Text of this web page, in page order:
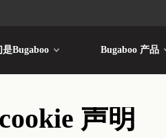
是Bugaboo Bugaboo 产品
声明